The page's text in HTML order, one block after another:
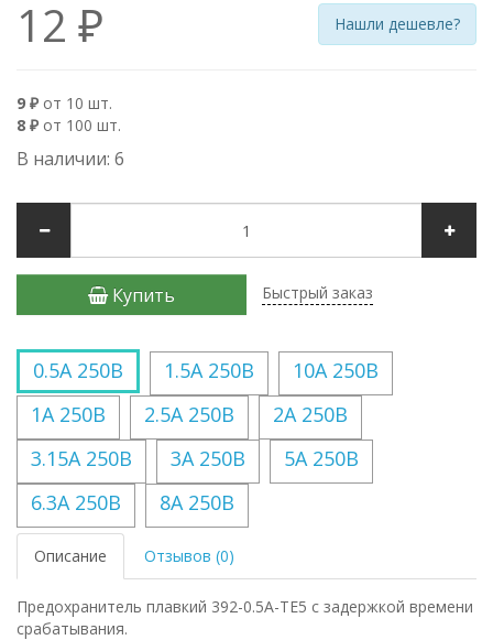
12 ₽ Нашли дешевле?
9 ₽ от 10 шт.
8 ₽ от 100 шт.
В наличии: 6
Купить Быстрый заказ
0.5А 250В 1.5А 250В
10А 250В
1А 250В
2.5А 250В
2А 250В
3.15А 250В
3А 250В
5А 250В
6.3А 250В
8А 250В
Описание Отзывов (0)
Предохранитель плавкий 392-0.5A-TE5 с задержкой времени
срабатывания.